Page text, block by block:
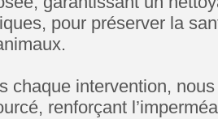
pour préserver la
chaque intervention,
renforçant